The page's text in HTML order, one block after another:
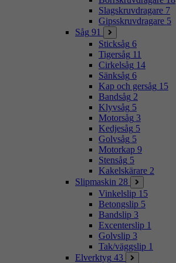
Slagskruvdragare 7
Gipsskruvdragare 5
Såg 91
Sticksåg 6
Tigersåg 11
Cirkelsåg 14
Sänksåg 6
Kap och gersåg 15
Bandsåg 2
Klyvsåg 5
Motorsåg 3
Kedjesåg 5
Golvsåg 5
Motorkap 9
Stensåg 5
Kakelskärare 2
Slipmaskin 28
Vinkelslip 15
Betongslip 5
Bandslip 3
Excenterslip 1
Golvslip 3
Tak/väggslip 1
Elverktyg 43